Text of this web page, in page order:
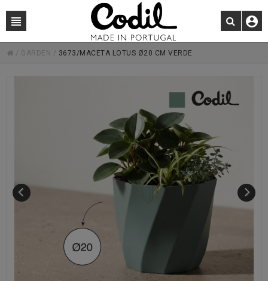
/ GARDEN / 3673/MACETA LOTUS Ø20 CM VERDE